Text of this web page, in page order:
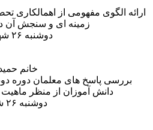
ارائه الگوی مفهومی از اهمالکاری
زمینه ای و سنجش آن
دوشنبه ۲۶ شهریورماه ۱۴۰۳ ،ساعت ۱۲:۰۰
خانم
بررسی پاسخ های معلمان دوره
دانش آموزان از منظر ماهیت
دوشنبه ۲۶ شهریورماه ۱۴۰۳ ساعت 12:00